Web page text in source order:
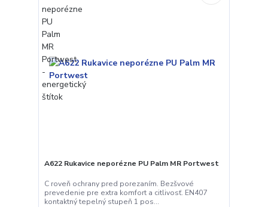
A622 Rukavice neporézne PU Palm MR Portwest
C roveň ochrany pred porezaním. Bezšvové
prevedenie pre extra komfort a citlivosť. EN407
kontaktný tepelný stupeň 1 pos...